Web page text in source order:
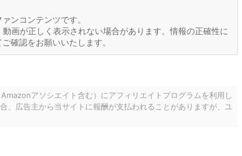
ンコンテンツです。
画が正しく表示されない場合があります。情報の正確性に
確認をお願いいたします。
アソシエイト含む）にアフィリエイトプログラムを利用し
、広告主から当サイトに報酬が支払われることがありますが、ユ